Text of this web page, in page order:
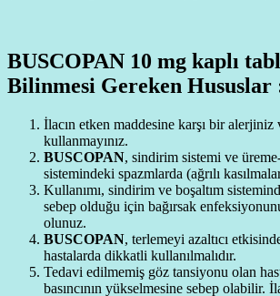
BUSCOPAN 10 mg kaplı
Bilinmesi Gereken Hususlar
İlacın etken maddesine karşı bir alerjiniz
kullanmayınız.
BUSCOPAN, sindirim sistemi ve
sistemindeki spazmlarda (ağrılı
Kullanımı, sindirim ve boşaltım
sebep olduğu için bağırsak
olunuz.
BUSCOPAN, terlemeyi azaltıcı
hastalarda dikkatli kullanılmalıdır.
Tedavi edilmemiş göz tansiyonu olan
basıncının yükselmesine sebep olabilir.